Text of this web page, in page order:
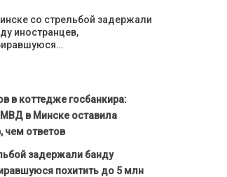
со стрельбой задержали
иностранцев,
в коттедже госбанкира:
в Минске оставила
чем ответов
задержали банду
похитить до 5 млн